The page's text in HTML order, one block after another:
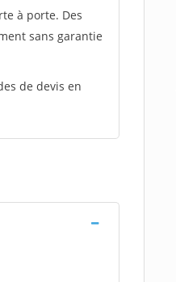
à porte. Des
sans garantie
de devis en